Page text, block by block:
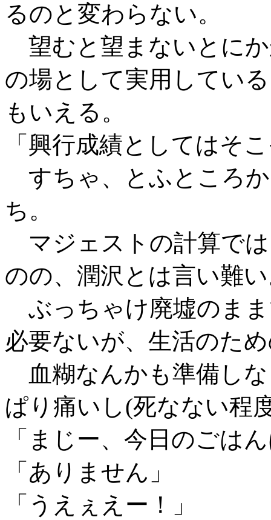
るのと変わらない。
望むと望まないとに
の場として実用してい
もいえる。
「興行成績としてはそ
すちゃ、とふところ
ち。
マジェストの計算で
のの、潤沢とは言い難
ぶっちゃけ廃墟のま
必要ないが、生活のた
血糊なんかも準備し
ぱり痛いし(死なない程
「まじー、今日のごは
「ありません」
「うえぇえー！」